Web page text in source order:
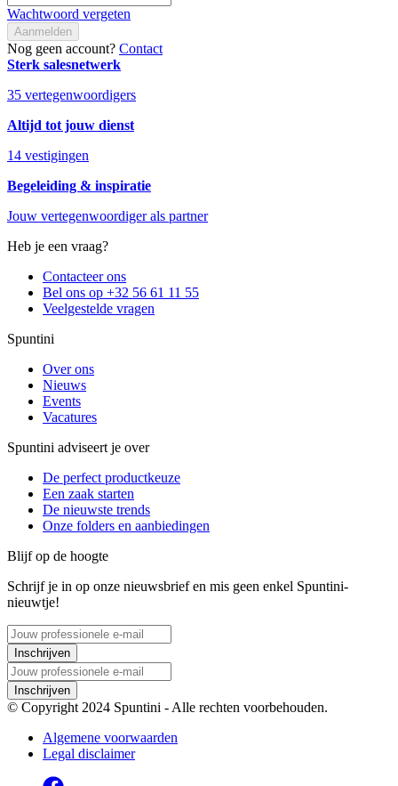
Wachtwoord vergeten
Aanmelden
Nog geen account? Contact
Sterk salesnetwerk
35 vertegenwoordigers
Altijd tot jouw dienst
14 vestigingen
Begeleiding & inspiratie
Jouw vertegenwoordiger als partner
Heb je een vraag?
Contacteer ons
Bel ons op +32 56 61 11 55
Veelgestelde vragen
Spuntini
Over ons
Nieuws
Events
Vacatures
Spuntini adviseert je over
De perfect productkeuze
Een zaak starten
De nieuwste trends
Onze folders en aanbiedingen
Blijf op de hoogte
Schrijf je in op onze nieuwsbrief en mis geen enkel Spuntini-
nieuwtje!
Inschrijven
Inschrijven
© Copyright 2024 Spuntini - Alle rechten voorbehouden.
Algemene voorwaarden
Legal disclaimer